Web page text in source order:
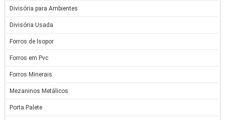
Divisória para Ambientes
Divisória Usada
Forros de Isopor
Forros em Pvc
Forros Minerais
Mezaninos Metálicos
Porta Palete